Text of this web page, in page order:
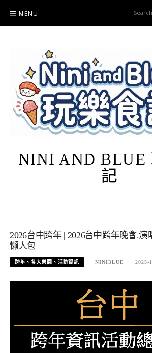
content
MENU
NINI AND BLUE
記
2026台中跨年 | 2026台中跨年晚會.演
懶人包
跨年、各大樂園、活動資訊 NINIBLUE 2025-